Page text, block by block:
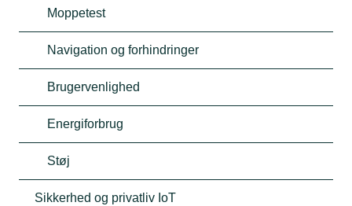
Moppetest
Navigation og forhindringer
Brugervenlighed
Energiforbrug
Støj
Sikkerhed og privatliv IoT